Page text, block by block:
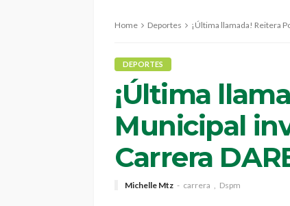
Home Deportes ¡Última llamada! Reitera
DEPORTES
¡Última
Municipal
Carrera
Michelle Mtz carrera Dspm